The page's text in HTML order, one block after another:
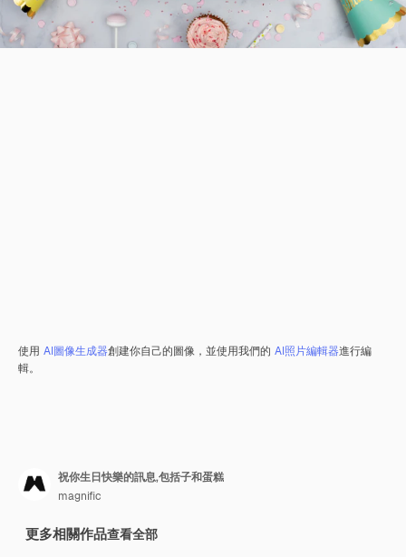
使用 AI圖像生成器創建你自己的圖像，並使用我們的 AI照片編輯器進行編
輯。
祝你生日快樂的訊息,包括子和蛋糕
magnific
更多相關作品查看全部